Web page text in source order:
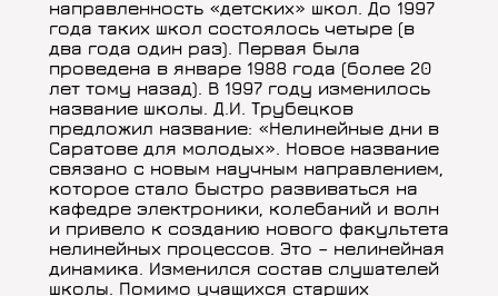
направленность «детских» школ. До 1997
года таких школ состоялось четыре (в
два года один раз). Первая была
проведена в январе 1988 года (более 20
лет тому назад). В 1997 году изменилось
название школы. Д.И. Трубецков
предложил название: «Нелинейные дни в
Саратове для молодых». Новое название
связано с новым научным направлением,
которое стало быстро развиваться на
кафедре электроники, колебаний и волн
и привело к созданию нового факультета
нелинейных процессов. Это – нелинейная
динамика. Изменился состав слушателей
школы. Помимо учащихся старших